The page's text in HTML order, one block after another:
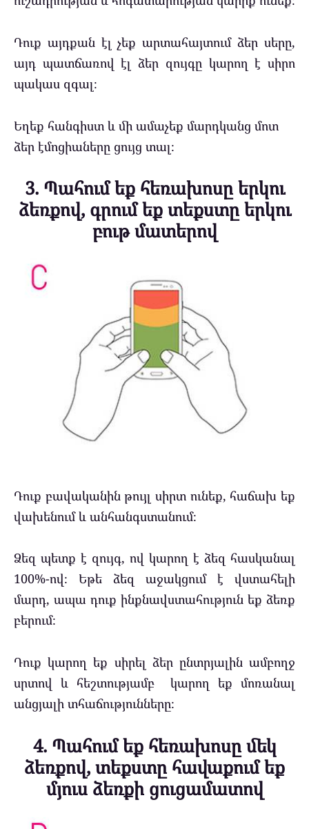
Դուք այդքան էլ չեք արտահայտում ձեր սերը,
այդ պատճառով էլ ձեր զույգը կարող է սիրո
պակաս զգալ։
Եղեք հանգիստ և մի ամաչեք մարդկանց մոտ
ձեր էմոցիաները ցույց տալ։
3. Պահում եք հեռախոսը երկու
ձեռքով, գրում եք տեքստը երկու
բութ մատերով
Դուք բավականին թույլ սիրտ ունեք, հաճախ եք
վախենում և անհանգստանում։
Ձեզ պետք է զույգ, ով կարող է ձեզ հասկանալ
100%-ով։ Եթե ձեզ աջակցում է վստահելի
մարդ, ապա դուք ինքնավստահություն եք ձեռք
բերում։
Դուք կարող եք սիրել ձեր ընտրյալին ամբողջ
սրտով և հեշտությամբ կարող եք մոռանալ
անցյալի տհաճությունները։
4. Պահում եք հեռախոսը մեկ
ձեռքով, տեքստը հավաքում եք
մյուս ձեռքի ցուցամատով